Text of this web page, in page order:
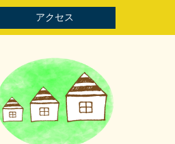
アクセス